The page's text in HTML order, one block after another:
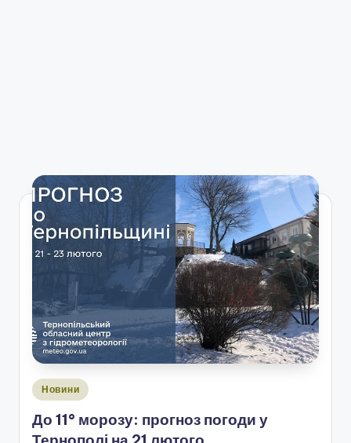
Опубліковано
Новини
До 11° морозу: прогноз погоди у